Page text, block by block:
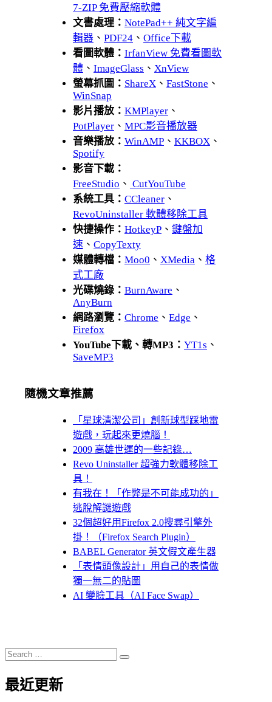
7-ZIP 免費壓縮軟體
文書處理： NotePad++ 純文字編
輯器 、 PDF24 、 Office下載
看圖軟體： IrfanView 免費看圖軟
體 、 ImageGlass 、 XnView
螢幕抓圖： ShareX 、 FastStone 、
WinSnap
影片播放： KMPlayer 、
PotPlayer 、 MPC影音播放器
音樂播放： WinAMP 、 KKBOX 、
Spotify
影音下載：
FreeStudio 、 CutYouTube
系統工具： CCleaner 、
RevoUninstaller 軟體移除工具
快捷操作： HotkeyP 、 鍵盤加
速 、 CopyTexty
媒體轉檔： Moo0 、 XMedia 、 格
式工廠
光碟燒錄： BurnAware 、
AnyBurn
網路瀏覽： Chrome 、 Edge 、
Firefox
YouTube下載、轉MP3： YT1s 、
SaveMP3
隨機文章推薦
「星球清潔公司」創新球型踩地雷
遊戲，玩起來更燒腦！
2009 高雄世運的一些記錄…
Revo Uninstaller 超強力軟體移除工
具！
有我在！「作弊是不可能成功的」
逃脫解謎遊戲
32個超好用Firefox 2.0搜尋引擎外
掛！（Firefox Search Plugin）
BABEL Generator 英文假文產生器
「表情頭像設計」用自己的表情做
獨一無二的貼圖
AI 變臉工具（AI Face Swap）
Search
for:
Search
最近更新